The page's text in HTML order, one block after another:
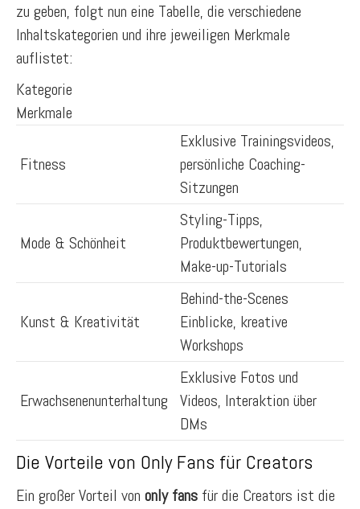
zu geben, folgt nun eine Tabelle, die verschiedene
Inhaltskategorien und ihre jeweiligen Merkmale
auflistet:
Kategorie
Merkmale
Fitness
Exklusive Trainingsvideos,
persönliche Coaching-
Sitzungen
Mode & Schönheit
Styling-Tipps,
Produktbewertungen,
Make-up-Tutorials
Kunst & Kreativität
Behind-the-Scenes
Einblicke, kreative
Workshops
Erwachsenenunterhaltung
Exklusive Fotos und
Videos, Interaktion über
DMs
Die Vorteile von Only Fans für Creators
Ein großer Vorteil von only fans für die Creators ist die